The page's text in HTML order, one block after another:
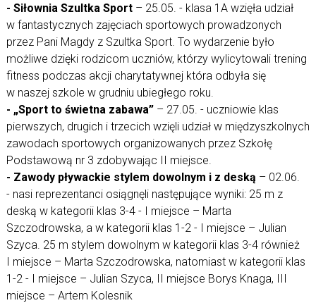
- Siłownia Szultka Sport– 25.05. - klasa 1A wzięła udział
w fantastycznych zajęciach sportowych prowadzonych
przez Pani Magdy z Szultka Sport. To wydarzenie było
możliwe dzięki rodzicom uczniów, którzy wylicytowali trening
fitness podczas akcji charytatywnej która odbyła się
w naszej szkole w grudniu ubiegłego roku.
- „Sport to świetna zabawa”– 27.05. - uczniowie klas
pierwszych, drugich i trzecich wzięli udział w międzyszkolnych
zawodach sportowych organizowanych przez Szkołę
Podstawową nr 3 zdobywając II miejsce.
- Zawody pływackie stylem dowolnym i z deską – 02.06.
- nasi reprezentanci osiągnęli następujące wyniki: 25 m z
deską w kategorii klas 3-4 - I miejsce – Marta
Szczodrowska, a w kategorii klas 1-2 - I miejsce – Julian
Szyca. 25 m stylem dowolnym w kategorii klas 3-4 również
I miejsce – Marta Szczodrowska, natomiast w kategorii klas
1-2 - I miejsce – Julian Szyca, II miejsce Borys Knaga, III
miejsce – Artem Kolesnik